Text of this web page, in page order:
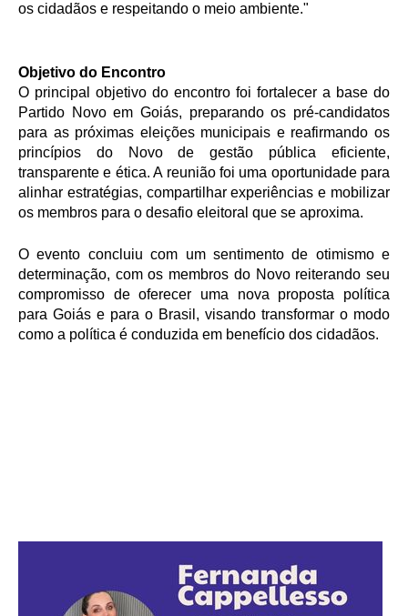
os cidadãos e respeitando o meio ambiente."
Objetivo do Encontro
O principal objetivo do encontro foi fortalecer a base do
Partido Novo em Goiás, preparando os pré-candidatos
para as próximas eleições municipais e reafirmando os
princípios do Novo de gestão pública eficiente,
transparente e ética. A reunião foi uma oportunidade para
alinhar estratégias, compartilhar experiências e mobilizar
os membros para o desafio eleitoral que se aproxima.
O evento concluiu com um sentimento de otimismo e
determinação, com os membros do Novo reiterando seu
compromisso de oferecer uma nova proposta política
para Goiás e para o Brasil, visando transformar o modo
como a política é conduzida em benefício dos cidadãos.